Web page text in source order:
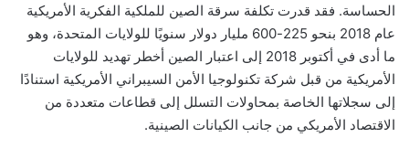
الحساسة. فقد قدرت تكلفة سرقة الصين للملكية الفكرية الأمريكية
عام 2018 بنحو 225-600 مليار دولار سنويًا للولايات المتحدة، وهو
ما أدى في أكتوبر 2018 إلى اعتبار الصين أخطر تهديد للولايات
الأمريكية من قبل شركة تكنولوجيا الأمن السيبراني الأمريكية استنادًا
إلى سجلاتها الخاصة بمحاولات التسلل إلى قطاعات متعددة من
الاقتصاد الأمريكي من جانب الكيانات الصينية.